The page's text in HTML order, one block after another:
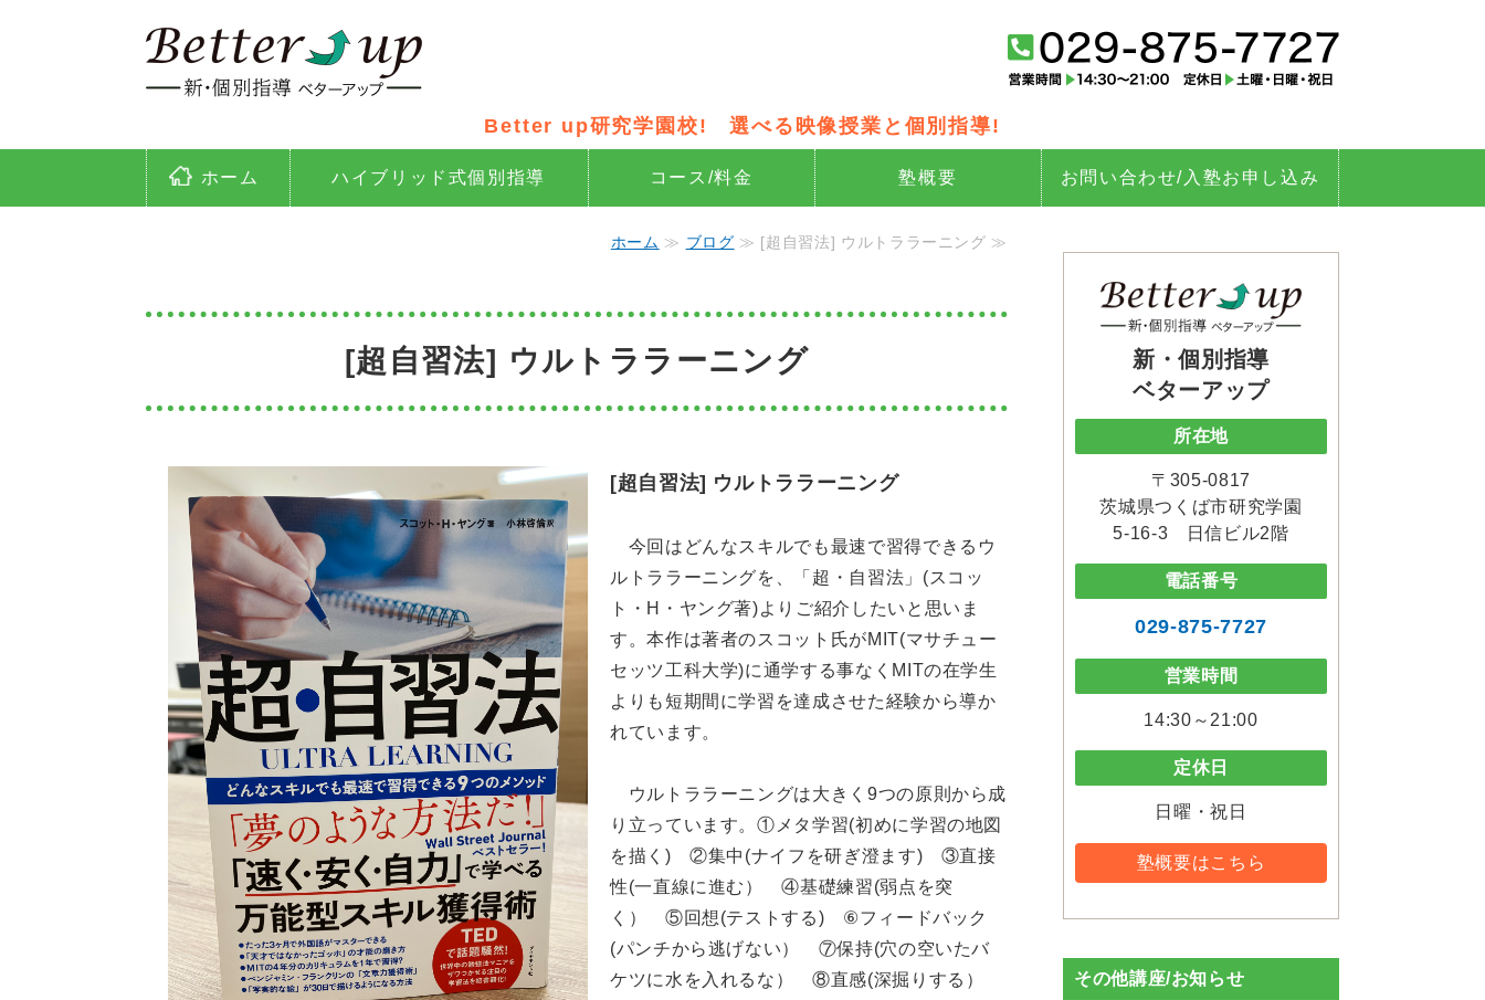
映像授業×個別指導の新・個別指導 Better up（ベターアップ）｜茨城県
Better up研究学園校! 選べる映像授業と個別指導!
ホーム ハイブリッド式個別指導 コース/料金 塾概要 お問い合わせ/入塾お申し込み
ホーム ≫ ブログ ≫ [超自習法] ウルトララーニング ≫
[超自習法] ウルトララーニング
[超自習法] ウルトララーニング
今回はどんなスキルでも最速で習得できるウ
ルトララーニングを、「超・自習法」(スコッ
ト・H・ヤング著)よりご紹介したいと思いま
す。本作は著者のスコット氏がMIT(マサチュー
セッツ工科大学)に通学する事なくMITの在学生
よりも短期間に学習を達成させた経験から導か
れています。
ウルトララーニングは大きく9つの原則から成
り立っています。①メタ学習(初めに学習の地図
を描く) ②集中(ナイフを研ぎ澄ます) ③直接
性(一直線に進む） ④基礎練習(弱点を突
く） ⑤回想(テストする) ⑥フィードバック
(パンチから逃げない） ⑦保持(穴の空いたバ
ケツに水を入れるな） ⑧直感(深掘りする）
新・個別指導
ベターアップ
所在地
〒305-0817
茨城県つくば市研究学園
5-16-3 日信ビル2階
電話番号
029-875-7727
営業時間
14:30～21:00
定休日
日曜・祝日
塾概要はこちら
その他講座/お知らせ